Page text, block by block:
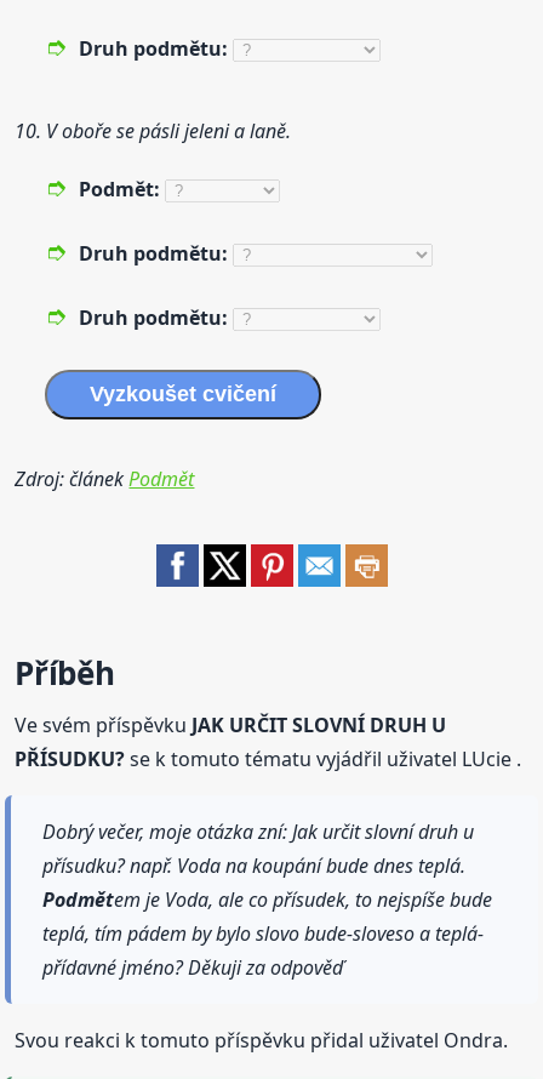
Druh podmětu:
10. V oboře se pásli jeleni a laně.
Podmět:
Druh podmětu:
Druh podmětu:
Vyzkoušetcvičení
Zdroj: článekPodmět
Příběh
Ve svém příspěvku JAK URČIT SLOVNÍ DRUH U
PŘÍSUDKU?se k tomuto tématu vyjádřil uživatel LUcie .
Dobrý večer, moje otázka zní: Jak určit slovní druh u
přísudku? např. Voda na koupání bude dnes teplá.
Podmětem je Voda, ale co přísudek, to nejspíše bude
teplá, tím pádem by bylo slovo bude-sloveso a teplá-
přídavné jméno? Děkuji za odpověď
Svou reakci k tomuto příspěvku přidal uživatel Ondra.